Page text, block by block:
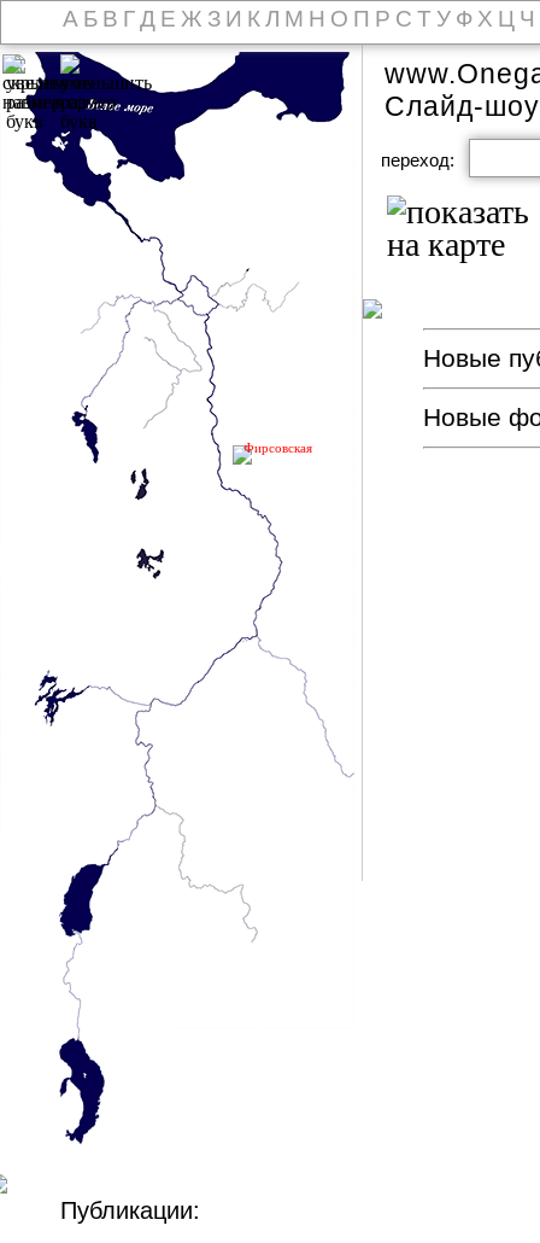
А Б В Г Д Е Ж З И К Л М Н О П Р С Т У Ф Х Ц Ч
Фирсовская
Публикации:
Слайд-шоу
переход:
Новые
Новые